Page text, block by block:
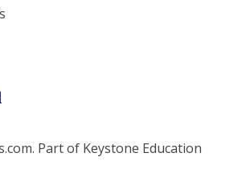
Part of Keystone Education